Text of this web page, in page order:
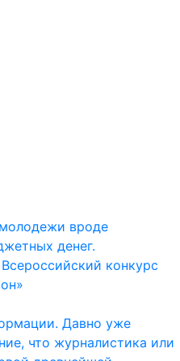
вроде
денег.
конкурс
Давно уже
что журналистика или